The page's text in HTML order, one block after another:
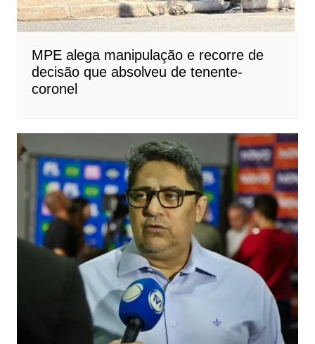
MPE alega manipulação e recorre de
decisão que absolveu de tenente-
coronel